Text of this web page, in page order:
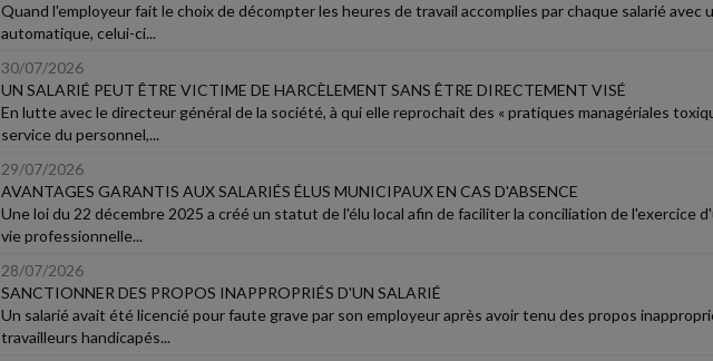
Quand l'employeur fait le choix de décompter les heures de travail accomplies par chaque salarié
automatique, celui-ci...
30/07/2026
UN SALARIÉ PEUT ÊTRE VICTIME DE HARCÈLEMENT SANS ÊTRE DIRECTEMENT VISÉ
En lutte avec le directeur général de la société, à qui elle reprochait des « pratiques managériales
service du personnel,...
29/07/2026
AVANTAGES GARANTIS AUX SALARIÉS ÉLUS MUNICIPAUX EN CAS D'ABSENCE
Une loi du 22 décembre 2025 a créé un statut de l'élu local afin de faciliter la conciliation de l'exercice
vie professionnelle...
28/07/2026
SANCTIONNER DES PROPOS INAPPROPRIÉS D'UN SALARIÉ
Un salarié avait été licencié pour faute grave par son employeur après avoir tenu des propos
travailleurs handicapés...